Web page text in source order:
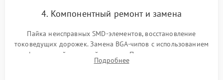
4. Компонентный ремонт и замена
Пайка неисправных SMD-элементов, восстановление
токоведущих дорожек. Замена BGA-чипов с использованием
инфракрасной паяльной станции. Прошивка микросхемы
BIOS или замена поврежденных портов USB
Подробнее